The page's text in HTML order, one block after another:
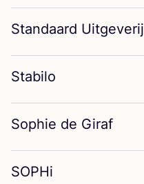
Standaard Uitgeverij
Stabilo
Sophie de Giraf
SOPHi